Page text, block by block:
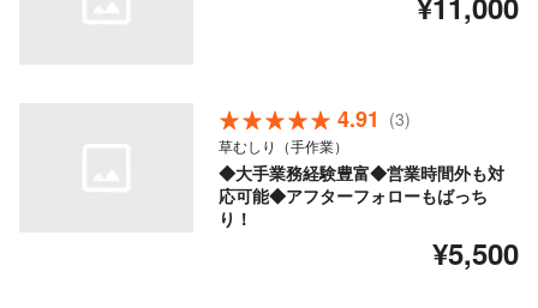
4.91 (3)
草むしり（手作業）
◆大手業務経験豊富◆営業時間外も対
応可能◆アフターフォローもばっち
り！
¥5,500